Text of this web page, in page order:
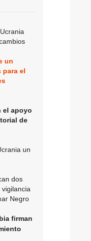
un
para el
el apoyo
de
un
dos
Negro
firman